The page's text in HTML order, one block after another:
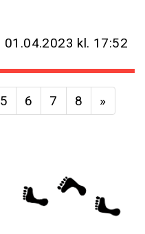
01.04.2023 kl. 17:52
5 6 7 8 »